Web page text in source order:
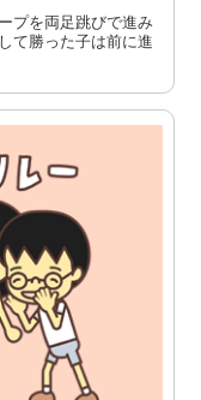
プを両足跳びで進み
て勝った子は前に進